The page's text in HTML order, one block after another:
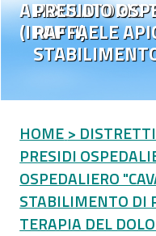
AMBULATORIO
(IPAP II)
PRESIDIO
RAFFAELE
HOME >
PRESIDI
OSPEDALIERO
STABILIMENTO DI
TERAPIA DEL